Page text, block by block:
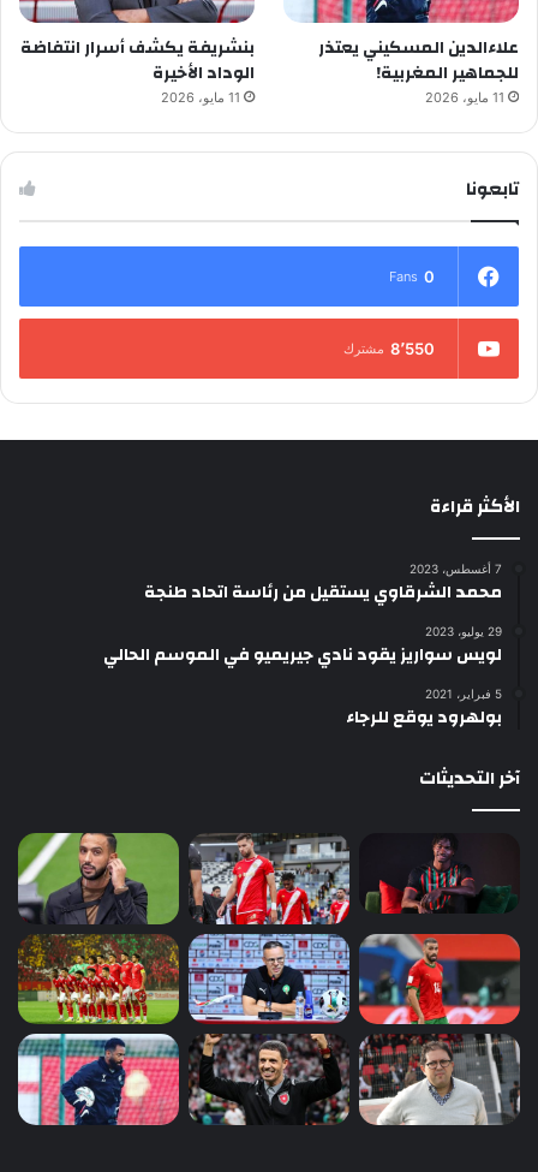
علاءالدين المسكيني يعتذر
للجماهير المغربية!
11 مايو، 2026
بنشريفة يكشف أسرار انتفاضة
الوداد الأخيرة
11 مايو، 2026
تابعونا
0
Fans
8٬550 مشترك
الأكثر قراءة
7 أغسطس، 2023
محمد الشرقاوي يستقيل من رئاسة اتحاد طنجة
29 يوليو، 2023
لويس سواريز يقود نادي جيريميو في الموسم الحالي
5 فبراير، 2021
بولهرود يوقع للرجاء
آخر التحديثات